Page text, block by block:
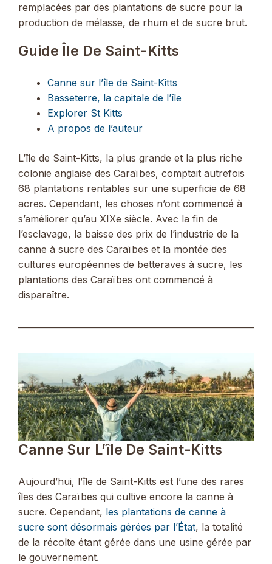
remplacées par des plantations de sucre pour la
production de mélasse, de rhum et de sucre brut.
Guide Île De Saint-Kitts
Canne sur l’île de Saint-Kitts
Basseterre, la capitale de l’île
Explorer St Kitts
A propos de l’auteur
L’île de Saint-Kitts, la plus grande et la plus riche
colonie anglaise des Caraïbes, comptait autrefois
68 plantations rentables sur une superficie de 68
acres. Cependant, les choses n’ont commencé à
s’améliorer qu’au XIXe siècle. Avec la fin de
l’esclavage, la baisse des prix de l’industrie de la
canne à sucre des Caraïbes et la montée des
cultures européennes de betteraves à sucre, les
plantations des Caraïbes ont commencé à
disparaître.
Canne Sur L’île De Saint-Kitts
Aujourd’hui, l’île de Saint-Kitts est l’une des rares
îles des Caraïbes qui cultive encore la canne à
sucre. Cependant, les plantations de canne à
sucre sont désormais gérées par l’État, la totalité
de la récolte étant gérée dans une usine gérée par
le gouvernement.